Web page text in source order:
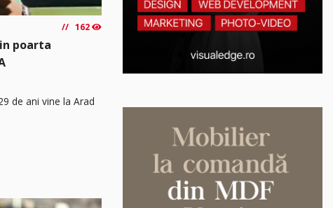
162
poarta
de ani vine la Arad